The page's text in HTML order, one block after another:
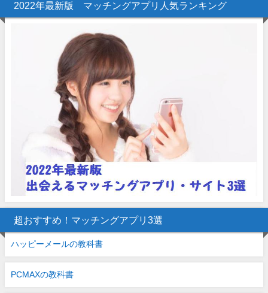
2022年最新版 マッチングアプリ人気ランキング
超おすすめ！マッチングアプリ3選
ハッピーメールの教科書
PCMAXの教科書